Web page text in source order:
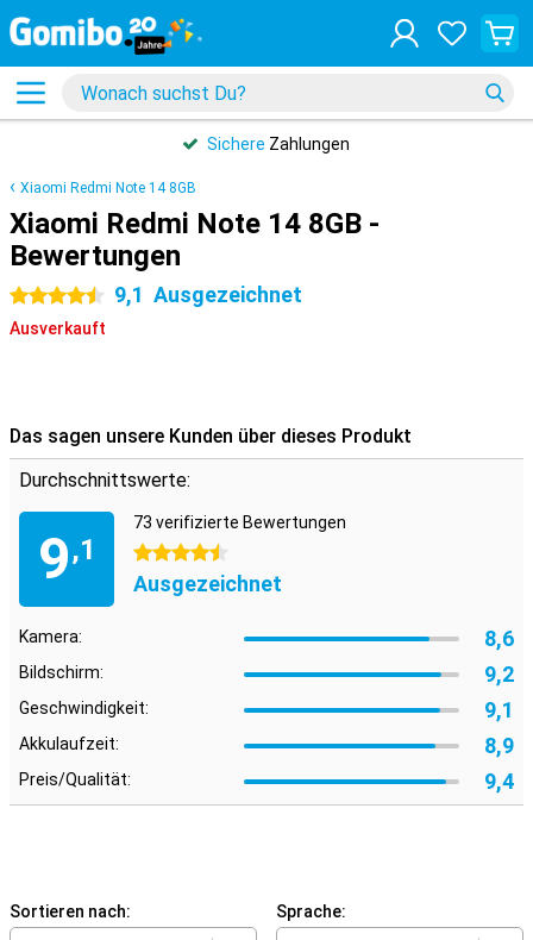
Sichere Zahlungen
Xiaomi Redmi Note 14 8GB
Xiaomi Redmi Note 14 8GB -
Bewertungen
4.5 Sterne 9,1 Ausgezeichnet
Ausverkauft
Das sagen unsere Kunden über dieses Produkt
Durchschnittswerte:
9,1
73 verifizierte Bewertungen
4.5 Sterne
Ausgezeichnet
Kamera: 8,6
Bildschirm: 9,2
Geschwindigkeit: 9,1
Akkulaufzeit: 8,9
Preis/Qualität: 9,4
Sortieren nach: Sprache: